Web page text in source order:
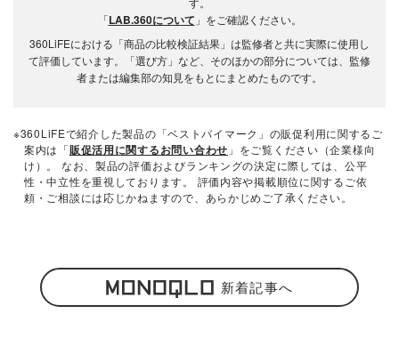
「LAB.360について 」をご確認ください。
360LiFEにおける「商品の比較検証結果」は監修者と共に実際に使用し
て評価しています。「選び方」など、そのほかの部分については、監修
者または編集部の知見をもとにまとめたものです。
※360LiFEで紹介した製品の「ベストバイマーク」の販促利用に関するご
案内は「販促活用に関するお問い合わせ 」をご覧ください（企業様向
け）。 なお、製品の評価およびランキングの決定に際しては、公平
性・中立性を重視しております。 評価内容や掲載順位に関するご依
頼・ご相談には応じかねますので、あらかじめご了承ください。
新着記事へ